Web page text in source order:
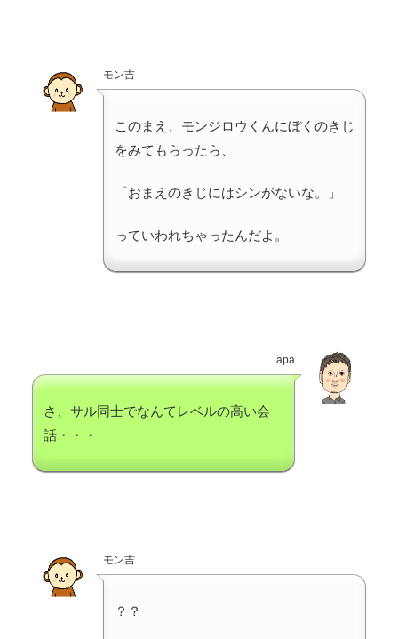
モン吉
このまえ、モンジロウくんにぼくのきじ
をみてもらったら、
「おまえのきじにはシンがないな。」
っていわれちゃったんだよ。
apa
さ、サル同士でなんてレベルの高い会
話・・・
モン吉
？？